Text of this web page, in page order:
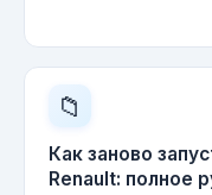
📁
Как заново
Renault: полное